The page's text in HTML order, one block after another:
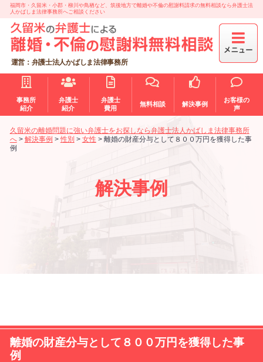
福岡市・久留米・小郡・柳川や鳥栖など、筑後地方で離婚や不倫の慰謝料請求の無料相談なら弁護士法
人かばしま法律事務所へご相談ください
運営：弁護士法人かばしま法律事務所
事務所
紹介
弁護士
紹介
弁護士
費用
無料相談 解決事例
お客様の
声
久留米の離婚問題に強い弁護士をお探しなら弁護士法人かばしま法律事務所
へ> 解決事例 >性別 > 女性 > 離婚の財産分与として８００万円を獲得した事
例
解決事例
離婚の財産分与として８００万円を獲得した事
例